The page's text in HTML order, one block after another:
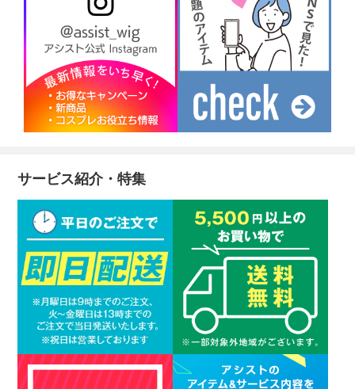
サービス紹介・特集